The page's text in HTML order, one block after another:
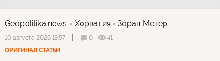
Geopolitika.news Хорватия Зоран Метер
10 августа 2026 13:57 0
41
ОРИГИНАЛ СТАТЬИ